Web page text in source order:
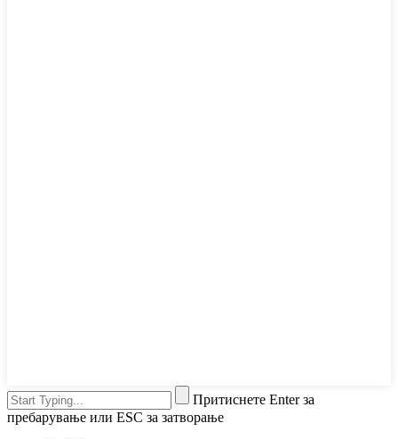
Притиснете Enter за
пребарување или ESC за затворање